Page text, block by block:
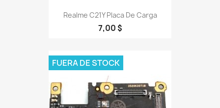
Realme C21Y Placa De Carga
7,00 $
FUERA DE STOCK